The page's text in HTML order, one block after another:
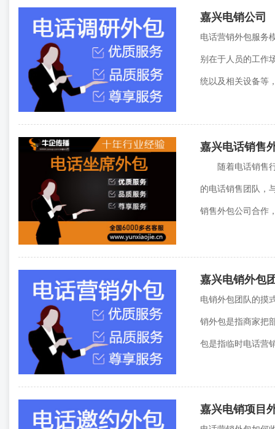
嘉兴电销公司
电话营销外包服务
别在于人员的工作
统以及相关设备等
嘉兴电话销售
随着电话销售行
的电话销售团队，
销售外包公司合作
嘉兴电销外包
电销外包团队的摸
销外包是指商家把
包是指临时电话营
嘉兴电销项目